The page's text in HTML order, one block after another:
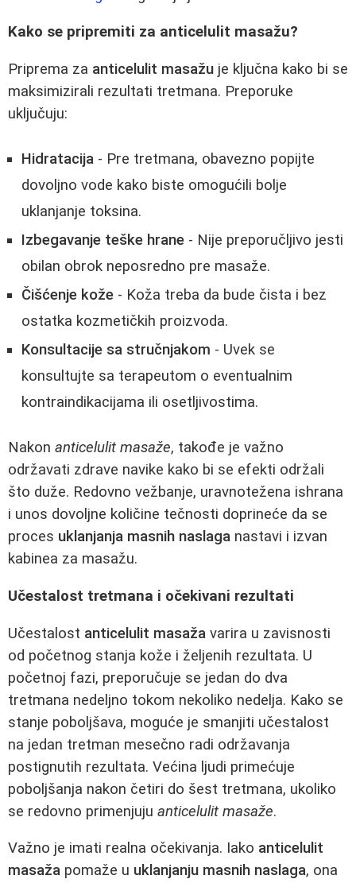
Kako se pripremiti za anticelulit masažu?
Priprema za anticelulit masažu je ključna kako bi se
maksimizirali rezultati tretmana. Preporuke
uključuju:
Hidratacija - Pre tretmana, obavezno popijte
dovoljno vode kako biste omogućili bolje
uklanjanje toksina.
Izbegavanje teške hrane - Nije preporučljivo jesti
obilan obrok neposredno pre masaže.
Čišćenje kože - Koža treba da bude čista i bez
ostatka kozmetičkih proizvoda.
Konsultacije sa stručnjakom - Uvek se
konsultujte sa terapeutom o eventualnim
kontraindikacijama ili osetljivostima.
Nakon anticelulit masaže, takođe je važno
održavati zdrave navike kako bi se efekti održali
što duže. Redovno vežbanje, uravnotežena ishrana
i unos dovoljne količine tečnosti doprineće da se
proces uklanjanja masnih naslaga nastavi i izvan
kabinea za masažu.
Učestalost tretmana i očekivani rezultati
Učestalost anticelulit masaža varira u zavisnosti
od početnog stanja kože i željenih rezultata. U
početnoj fazi, preporučuje se jedan do dva
tretmana nedeljno tokom nekoliko nedelja. Kako se
stanje poboljšava, moguće je smanjiti učestalost
na jedan tretman mesečno radi održavanja
postignutih rezultata. Većina ljudi primećuje
poboljšanja nakon četiri do šest tretmana, ukoliko
se redovno primenjuju anticelulit masaže.
Važno je imati realna očekivanja. Iako anticelulit
masaža pomaže u uklanjanju masnih naslaga, ona